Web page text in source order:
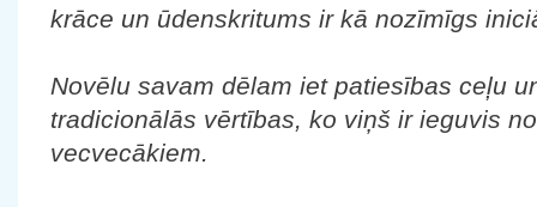
krāce un ūdenskritums ir kā nozīmīgs
Novēlu savam dēlam iet patiesības ceļu
tradicionālās vērtības, ko viņš ir ieguvis
vecvecākiem.